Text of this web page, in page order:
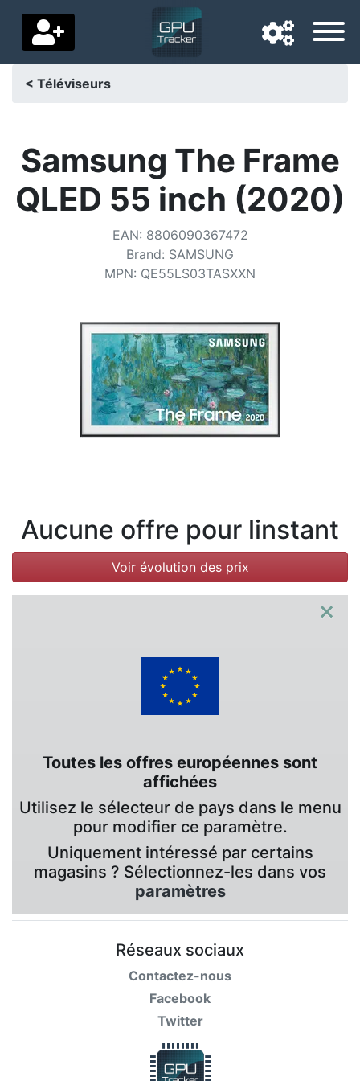
Pays de livraison
Accueil
Contactez-nous
< Téléviseurs
Samsung The Frame
QLED 55 inch (2020)
EAN: 8806090367472
Brand: SAMSUNG
MPN: QE55LS03TASXXN
Aucune offre pour linstant
Voir évolution des prix
×
Toutes les offres européennes sont
affichées
Utilisez le sélecteur de pays dans le menu
pour modifier ce paramètre.
Uniquement intéressé par certains
magasins ? Sélectionnez-les dans vos
paramètres
Réseaux sociaux
Contactez-nous
Facebook
Twitter